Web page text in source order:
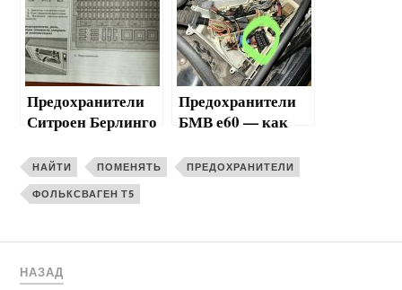
Предохранители
Ситроен Берлинго
поменять
Предохранители
БМВ е60 — как
найти
НАЙТИ ПОМЕНЯТЬ ПРЕДОХРАНИТЕЛИ
ФОЛЬКСВАГЕН Т5
НАЗАД